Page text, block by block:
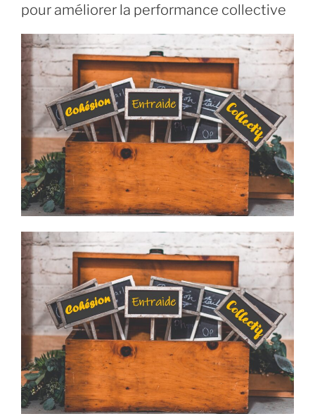
pour améliorer la performance collective